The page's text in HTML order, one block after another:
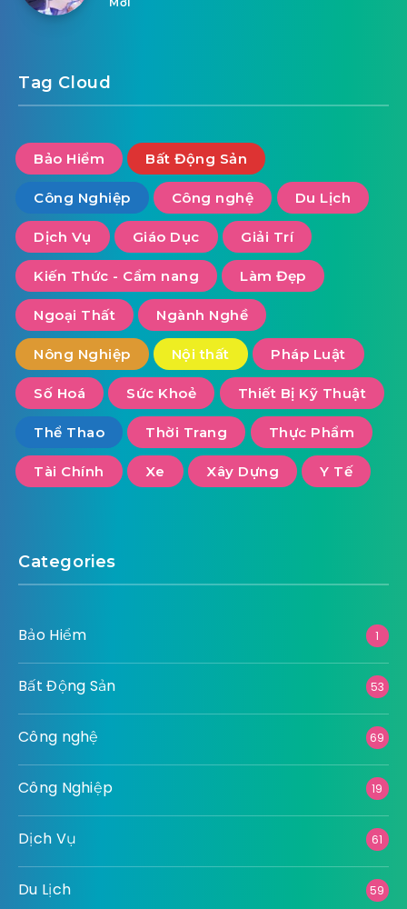
Tag Cloud
Bảo Hiểm Bất Động Sản
Công Nghiệp Công nghệ Du Lịch
Dịch Vụ Giáo Dục Giải Trí
Kiến Thức - Cẩm nang Làm Đẹp
Ngoại Thất Ngành Nghề
Nông Nghiệp Nội thất Pháp Luật
Số Hoá Sức Khoẻ Thiết Bị Kỹ Thuật
Thể Thao Thời Trang Thực Phẩm
Tài Chính Xe Xây Dựng Y Tế
Categories
Bảo Hiểm 1
Bất Động Sản 53
Công nghệ 69
Công Nghiệp 19
Dịch Vụ 61
Du Lịch 59